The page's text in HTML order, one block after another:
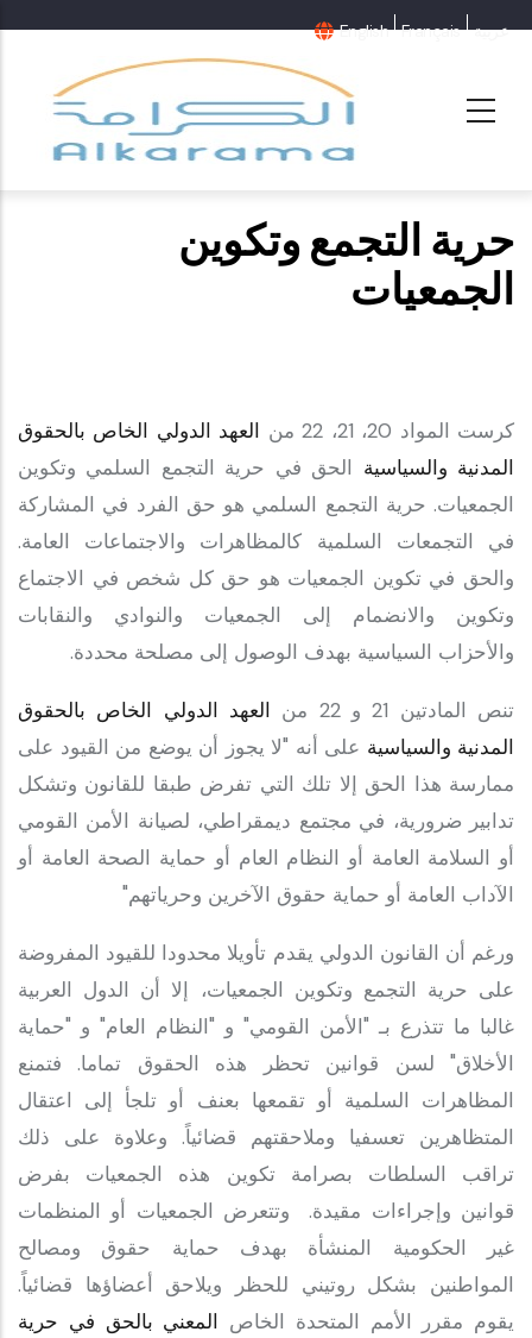
English Français عربية
حرية التجمع وتكوين
الجمعيات
كرست المواد 20، 21، 22 من
العهد الدولي الخاص بالحقوق
المدنية والسياسية الحق في حرية التجمع السلمي وتكوين
الجمعيات. حرية التجمع السلمي هو حق الفرد في المشاركة
في التجمعات السلمية كالمظاهرات والاجتماعات العامة.
والحق في تكوين الجمعيات هو حق كل شخص في الاجتماع
وتكوين والانضمام إلى الجمعيات والنوادي والنقابات
والأحزاب السياسية بهدف الوصول إلى مصلحة محددة.
تنص المادتين 21 و 22 من
العهد الدولي الخاص بالحقوق
المدنية والسياسية على أنه "لا يجوز أن يوضع من القيود على
ممارسة هذا الحق إلا تلك التي تفرض طبقا للقانون وتشكل
تدابير ضرورية، في مجتمع ديمقراطي، لصيانة الأمن القومي
أو السلامة العامة أو النظام العام أو حماية الصحة العامة أو
الآداب العامة أو حماية حقوق الآخرين وحرياتهم"
ورغم أن القانون الدولي يقدم تأويلا محدودا للقيود المفروضة
على حرية التجمع وتكوين الجمعيات، إلا أن الدول العربية
غالبا ما تتذرع بـ "الأمن القومي" و "النظام العام" و "حماية
الأخلاق" لسن قوانين تحظر هذه الحقوق تماما. فتمنع
المظاهرات السلمية أو تقمعها بعنف أو تلجأ إلى اعتقال
المتظاهرين تعسفيا وملاحقتهم قضائياً. وعلاوة على ذلك
تراقب السلطات بصرامة تكوين هذه الجمعيات بفرض
قوانين وإجراءات مقيدة. وتتعرض الجمعيات أو المنظمات
غير الحكومية المنشأة بهدف حماية حقوق ومصالح
المواطنين بشكل روتيني للحظر ويلاحق أعضاؤها قضائياً.
يقوم مقرر الأمم المتحدة الخاص المعني بالحق في حرية